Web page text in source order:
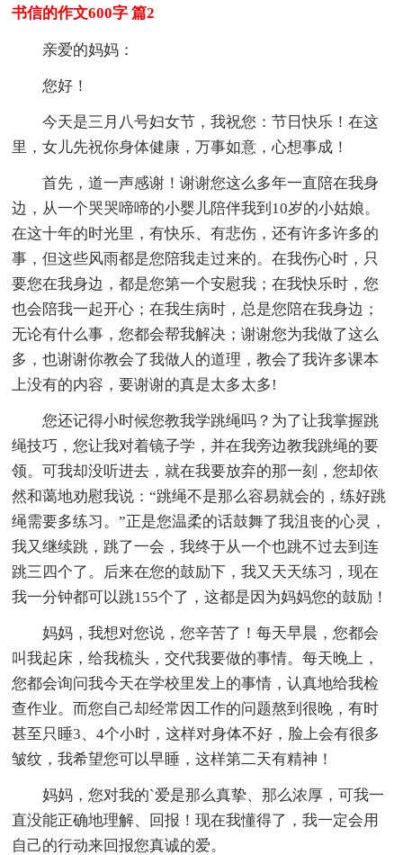
书信的作文600字 篇2
亲爱的妈妈：
您好！
今天是三月八号妇女节，我祝您：节日快乐！在这
里，女儿先祝你身体健康，万事如意，心想事成！
首先，道一声感谢！谢谢您这么多年一直陪在我身
边，从一个哭哭啼啼的小婴儿陪伴我到10岁的小姑娘。
在这十年的时光里，有快乐、有悲伤，还有许多许多的
事，但这些风雨都是您陪我走过来的。在我伤心时，只
要您在我身边，都是您第一个安慰我；在我快乐时，您
也会陪我一起开心；在我生病时，总是您陪在我身边；
无论有什么事，您都会帮我解决；谢谢您为我做了这么
多，也谢谢你教会了我做人的道理，教会了我许多课本
上没有的内容，要谢谢的真是太多太多!
您还记得小时候您教我学跳绳吗？为了让我掌握跳
绳技巧，您让我对着镜子学，并在我旁边教我跳绳的要
领。可我却没听进去，就在我要放弃的那一刻，您却依
然和蔼地劝慰我说：“跳绳不是那么容易就会的，练好跳
绳需要多练习。”正是您温柔的话鼓舞了我沮丧的心灵，
我又继续跳，跳了一会，我终于从一个也跳不过去到连
跳三四个了。后来在您的鼓励下，我又天天练习，现在
我一分钟都可以跳155个了，这都是因为妈妈您的鼓励！
妈妈，我想对您说，您辛苦了！每天早晨，您都会
叫我起床，给我梳头，交代我要做的事情。每天晚上，
您都会询问我今天在学校里发上的事情，认真地给我检
查作业。而您自己却经常因工作的问题熬到很晚，有时
甚至只睡3、4个小时，这样对身体不好，脸上会有很多
皱纹，我希望您可以早睡，这样第二天有精神！
妈妈，您对我的`爱是那么真挚、那么浓厚，可我一
直没能正确地理解、回报！现在我懂得了，我一定会用
自己的行动来回报您真诚的爱。